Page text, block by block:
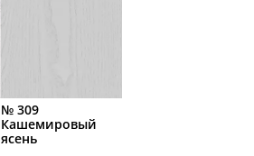
№ 309
Кашемировый
ясень